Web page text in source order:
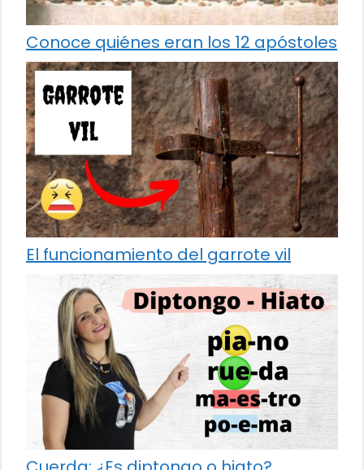
Conoce quiénes eran los 12 apóstoles
El funcionamiento del garrote vil